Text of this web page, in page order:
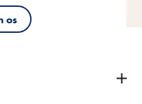
os
os
os